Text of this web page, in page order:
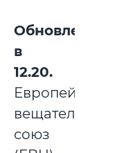
Обновление
в
12.20.
Европейский
вещательный
союз